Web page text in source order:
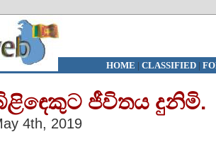
HOME | CLASSIFIED|
ජීවිතය දුනිමි.
4th, 2019